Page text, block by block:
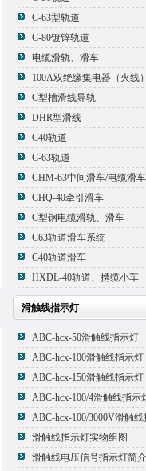
C-63型轨道
C-80镀锌轨道
电缆滑轨、滑车
100A双绝缘集电器（火线）
C型槽滑线导轨
DHR型滑线
C40轨道
C-63轨道
CHM-63中间滑车/电缆滑车
CHQ-40牵引滑车
C型钢电缆滑轨、滑车
C63轨道滑车系统
C40轨道滑车
HXDL-40轨道、携缆小车
滑触线指示灯
ABC-hcx-50滑触线指示灯
ABC-hcx-100滑触线指示灯
ABC-hcx-150滑触线指示灯
ABC-hcx-100/4滑触线指示
滑触线指示灯实物组图